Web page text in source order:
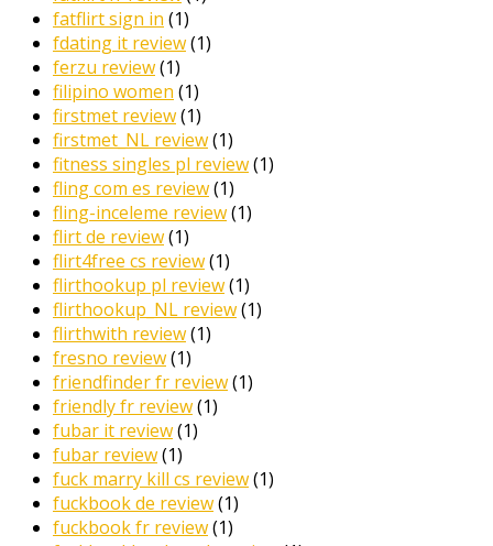
fatflirt sign in (1)
fdating it review(1)
ferzu review(1)
filipino women (1)
firstmet review(1)
firstmet_NL review(1)
fitness singles pl review(1)
fling com es review(1)
fling-inceleme review(1)
flirt de review(1)
flirt4free cs review(1)
flirthookup pl review(1)
flirthookup_NL review(1)
flirthwith review(1)
fresno review(1)
friendfinder fr review(1)
friendly fr review(1)
fubar it review(1)
fubar review(1)
fuck marry kill cs review(1)
fuckbook de review(1)
fuckbook fr review(1)